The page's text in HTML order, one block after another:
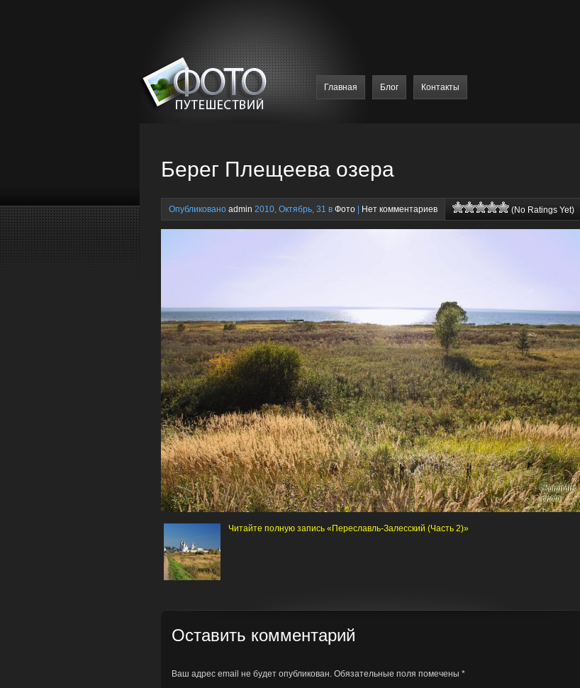
Главная Блог Контакты
Берег Плещеева озера
Опубликовано admin 2010, Октябрь, 31 в Фото Нет комментариев (No Ratings Yet)
Читайте полную запись «Переславль-Залесский (Часть 2)»
Оставить комментарий
Ваш адрес email не будет опубликован. Обязательные поля помечены *